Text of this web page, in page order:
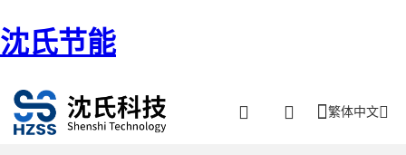
沈氏节能
繁体中文